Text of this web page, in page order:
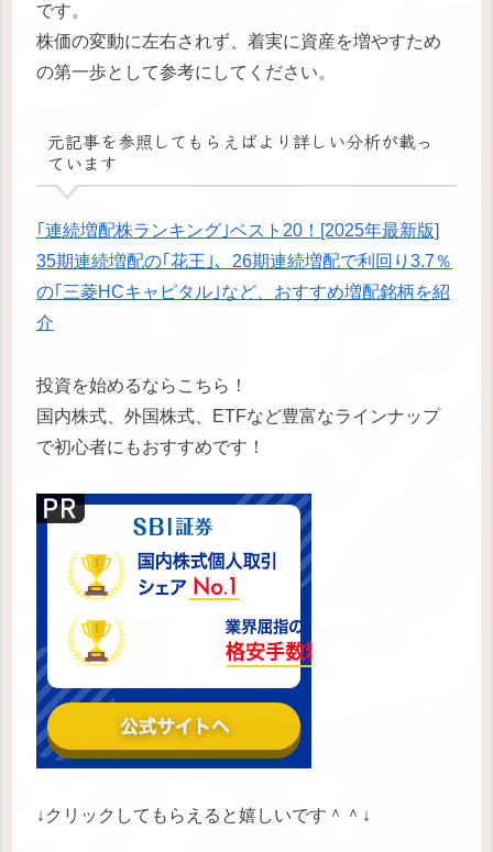
です。
株価の変動に左右されず、着実に資産を増やすため
の第一歩として参考にしてください。
元記事を参照してもらえばより詳しい分析が載っ
ています
｢連続増配株ランキング｣ベスト20！[2025年最新版]
35期連続増配の｢花王｣、26期連続増配で利回り3.7％
の｢三菱HCキャピタル｣など、おすすめ増配銘柄を紹
介
投資を始めるならこちら！
国内株式、外国株式、ETFなど豊富なラインナップ
で初心者にもおすすめです！
↓クリックしてもらえると嬉しいです＾＾↓